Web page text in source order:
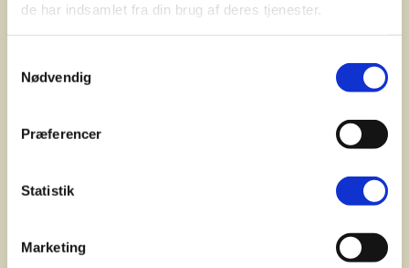
de har indsamlet fra din brug af deres tjenester.
Nødvendig
Præferencer
Statistik
Marketing